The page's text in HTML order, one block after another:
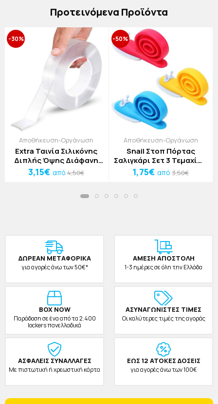
Πρoτεινόμενα Προϊόντα
-30%
Αποθήκευση-Οργάνωση
Extra Ταινία Σιλικόνης
Διπλής Όψης Διάφανη
Ivy Grip Tape 3x100cm
3,15€ από4,50€
-50%
Αποθήκευση-Οργάνωση
Snail Στοπ Πόρτας
Σαλιγκάρι Σετ 3 Τεμαχίων
6,5x2,2X3cm
1,75€ από3,50€
ΔΩΡΕAΝ ΜΕΤΑΦΟΡΙΚΑ
για αγορές άνω των 50€*
ΑΜΕΣΗ ΑΠΟΣΤΟΛΗ
1-3 ημέρες σε όλη την Ελλάδα
BOX NOW
Παράδοση σε ένα από τα 2.400
lockers πανελλαδικά
ΑΣΥΝΑΓΩΝΙΣΤΕΣ ΤΙΜΕΣ
Οι καλύτερες τιμές της αγοράς
ΑΣΦΑΛΕΙΣ ΣΥΝΑΛΛΑΓΕΣ
Με πιστωτική ή χρεωστική κάρτα
ΕΩΣ 12 ΑΤΟΚΕΣ ΔΟΣΕΙΣ
για αγορές άνω των 100€